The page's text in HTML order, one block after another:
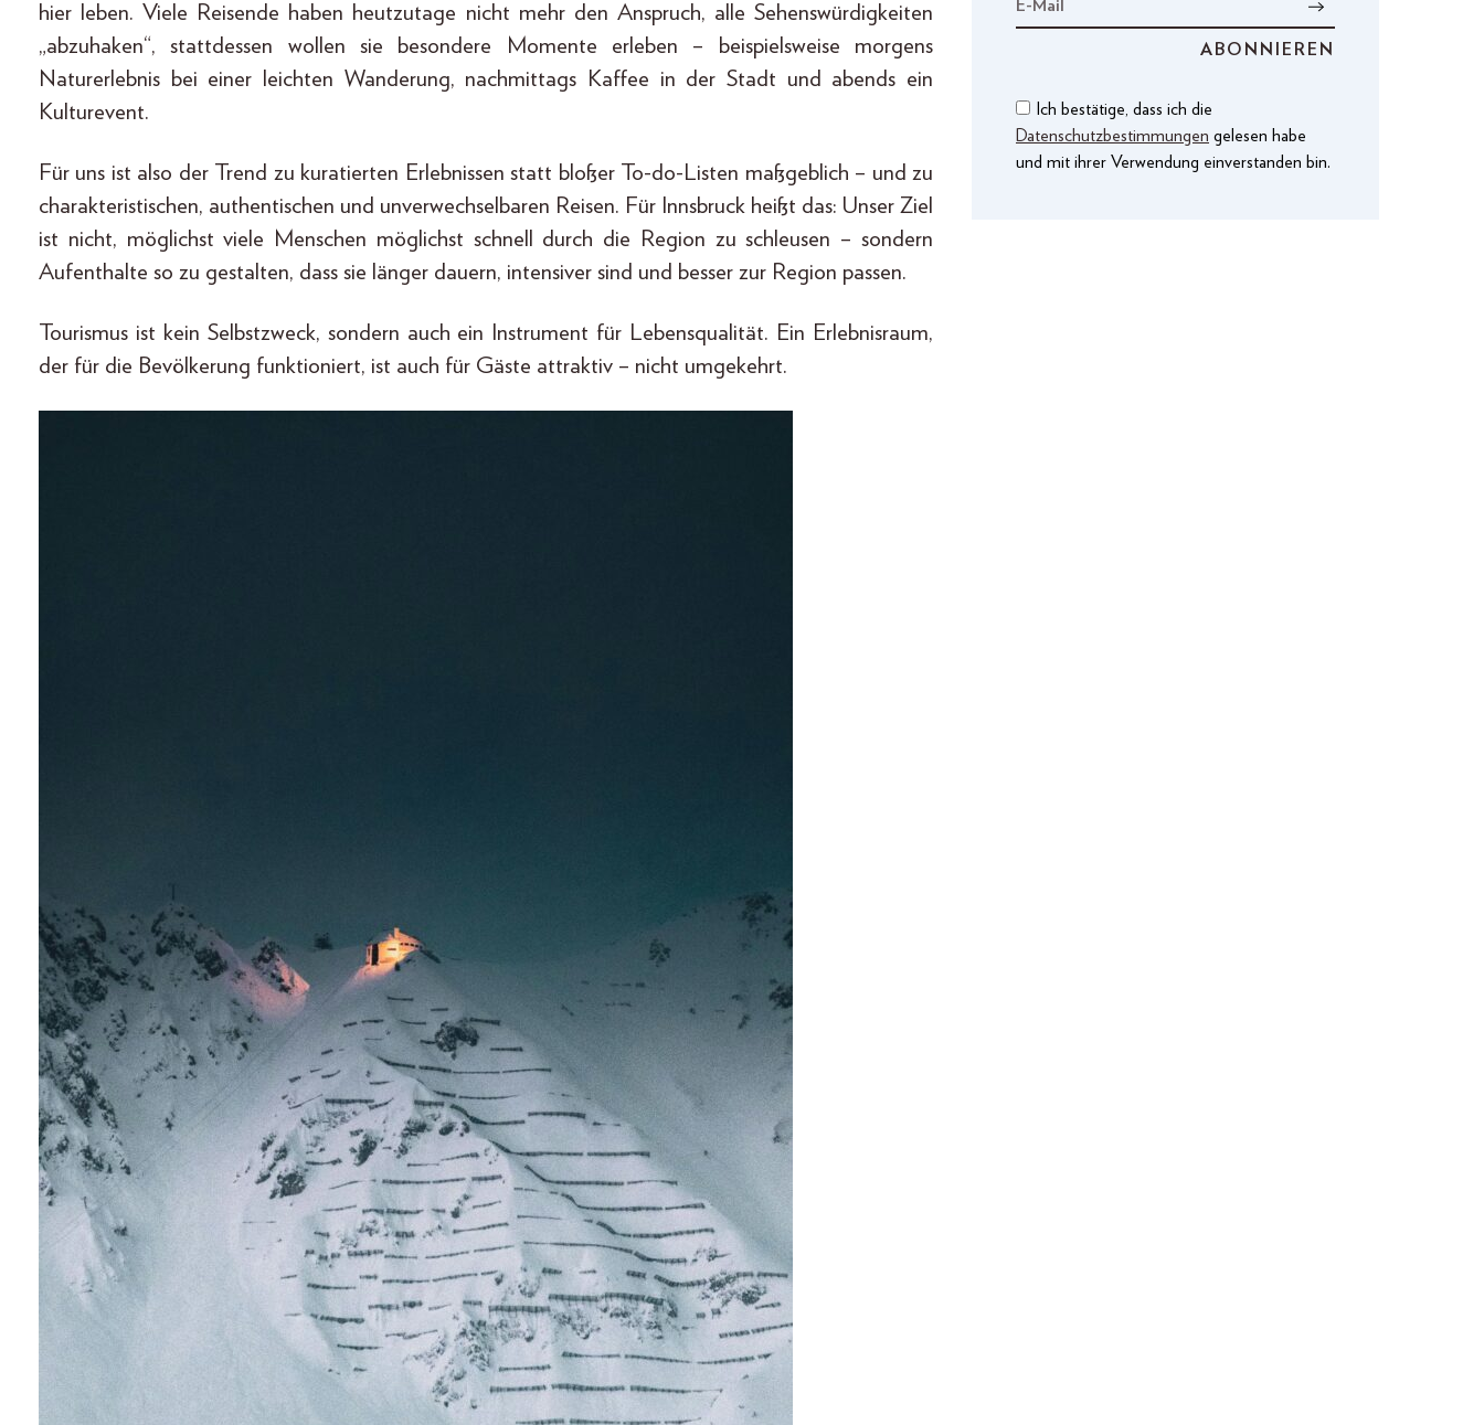
hier leben. Viele Reisende haben heutzutage nicht mehr den Anspruch, alle Sehenswürdigkeiten
„abzuhaken“, stattdessen wollen sie besondere Momente erleben – beispielsweise morgens
Naturerlebnis bei einer leichten Wanderung, nachmittags Kaffee in der Stadt und abends ein
Kulturevent.
Für uns ist also der Trend zu kuratierten Erlebnissen statt bloßer To-do-Listen maßgeblich – und zu
charakteristischen, authentischen und unverwechselbaren Reisen. Für Innsbruck heißt das: Unser Ziel
ist nicht, möglichst viele Menschen möglichst schnell durch die Region zu schleusen – sondern
Aufenthalte so zu gestalten, dass sie länger dauern, intensiver sind und besser zur Region passen.
Tourismus ist kein Selbstzweck, sondern auch ein Instrument für Lebensqualität. Ein Erlebnisraum,
der für die Bevölkerung funktioniert, ist auch für Gäste attraktiv – nicht umgekehrt.
Ich bestätige, dass ich die
Datenschutzbestimmungen gelesen habe
und mit ihrer Verwendung einverstanden bin.